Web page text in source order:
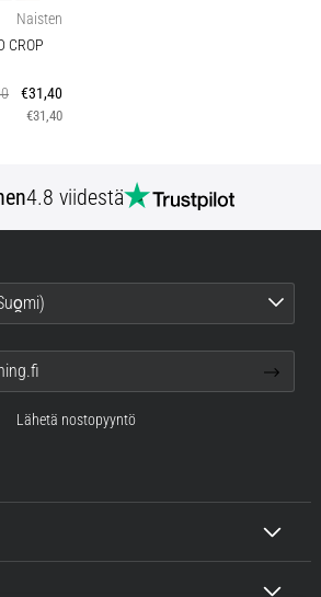
Naisten
CROP
€31,40
€31,40
4.8 viidestä
Lähetä nostopyyntö